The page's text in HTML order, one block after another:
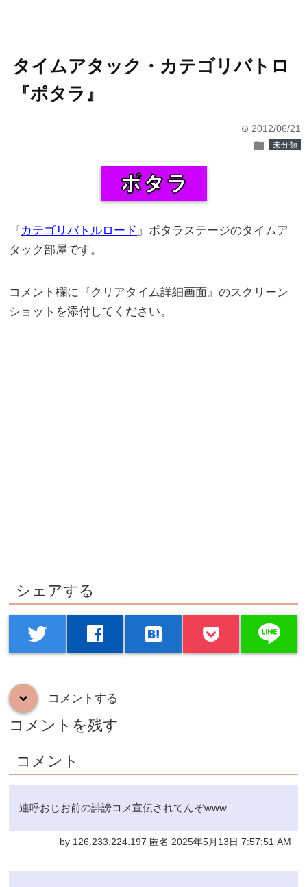
タイムアタック・カテゴリバトロ
『ポタラ』
time 2012/06/21
folder 未分類
『 カテゴリバトルロード 』ポタラステージのタイムア
タック部屋です。
コメント欄に『クリアタイム詳細画面』のスクリーン
ショットを添付してください。
シェアする
twitter facebook hatenabookmark line
down コメントする
コメントを残す
コメント
連呼おじお前の誹謗コメ宣伝されてんぞwww
by 126.233.224.197 匿名 2025年5月13日 7:57:51 AM